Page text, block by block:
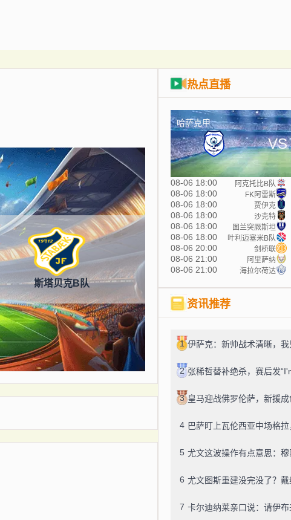
斯塔贝克B队
热点直播
哈萨克甲
VS
08-06 18:00 阿克托比B队
08-06 18:00 FK阿雷斯
08-06 18:00 贾伊克
08-06 18:00 沙克特
08-06 18:00 图兰突厥斯坦
08-06 18:00 叶利迈塞米B队
08-06 20:00 剑桥联
08-06 21:00 阿里萨纳
08-06 21:00 海拉尔荷达
资讯推荐
1
2
3
4
5
6
7